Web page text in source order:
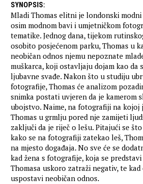
SYNOPSIS:
Mladi Thomas elitni je londonski
osim modnom bavi i umjetničkom
tematike. Jednog dana, tijekom
osobito posjećenom parku, Thomas u
neobičan odnos njemu nepoznate
muškarca, koji ostavljaju dojam kao da
ljubavne svađe. Nakon što u studiju
fotografije, Thomas će analizom
snimka postati uvjeren da je kamerom
ubojstvo. Naime, na fotografiji na kojoj
Thomas u grmlju pored nje zamijeti
zaključi da je riječ o lešu. Pitajući se
kako se na fotografiji zatekao leš,
na mjesto događaja. No sve će se
kad žena s fotografije, koja se predstavi
Thomasa uskoro zatraži negativ, te kad
uspostavi neobičan odnos.